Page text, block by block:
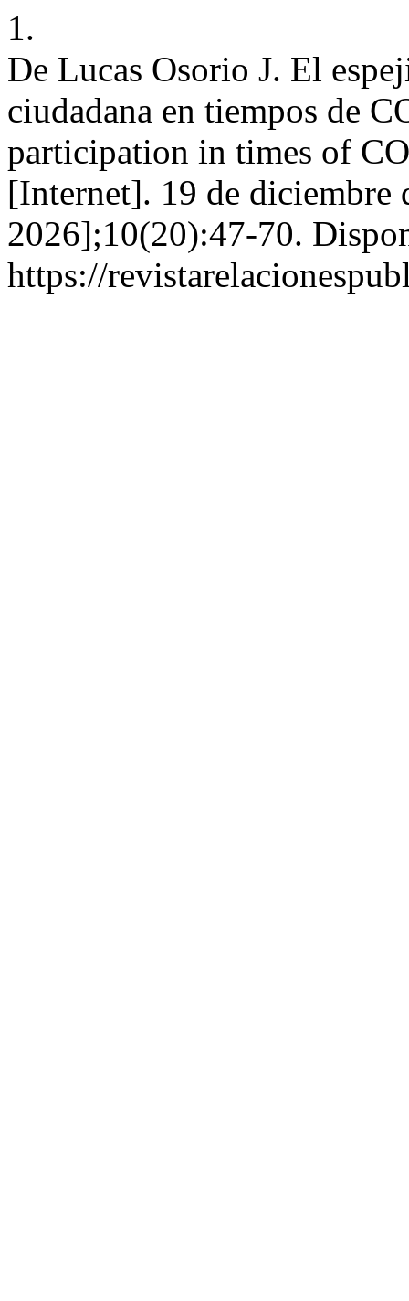
1.
De Lucas Osorio J. El
ciudadana en tiempos de
participation in times of
[Internet]. 19 de diciembre
2026];10(20):47-70.
https://